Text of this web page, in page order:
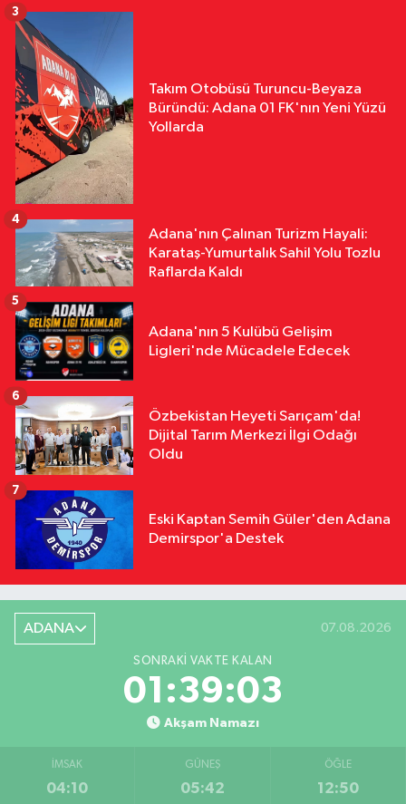
Takım Otobüsü Turuncu-Beyaza
Büründü: Adana 01 FK'nın Yeni Yüzü
Yollarda
3
Adana'nın Çalınan Turizm Hayali:
Karataş-Yumurtalık Sahil Yolu Tozlu
Raflarda Kaldı
4
Adana'nın 5 Kulübü Gelişim
Ligleri'nde Mücadele Edecek
5
Özbekistan Heyeti Sarıçam'da!
Dijital Tarım Merkezi İlgi Odağı
Oldu
6
Eski Kaptan Semih Güler'den Adana
Demirspor'a Destek
7
ADANA 07.08.2026
SONRAKI VAKTE KALAN
01:39:01
Akşam Namazı
İMSAK
04:10
GÜNEŞ
05:42
ÖĞLE
12:50